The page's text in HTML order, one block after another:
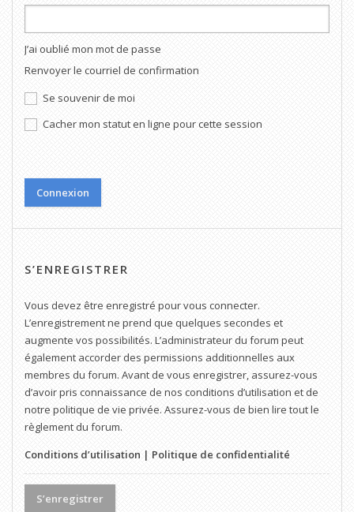
J’ai oublié mon mot de passe
Renvoyer le courriel de confirmation
Se souvenir de moi
Cacher mon statut en ligne pour cette session
S’ENREGISTRER
Vous devez être enregistré pour vous connecter.
L’enregistrement ne prend que quelques secondes et
augmente vos possibilités. L’administrateur du forum peut
également accorder des permissions additionnelles aux
membres du forum. Avant de vous enregistrer, assurez-vous
d’avoir pris connaissance de nos conditions d’utilisation et de
notre politique de vie privée. Assurez-vous de bien lire tout le
règlement du forum.
Conditions d’utilisation | Politique de confidentialité
S’enregistrer